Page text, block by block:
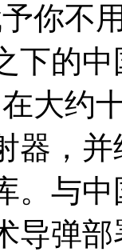
你不
下的
大约
器，
。与
导弹